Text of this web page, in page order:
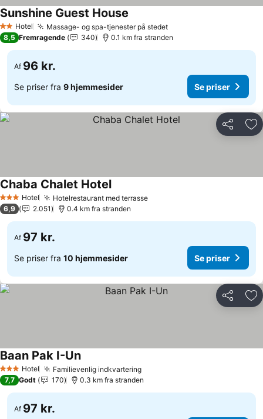
2 Stjerner
Hotel Massage- og spa-tjenester på stedetSe priser
Sunshine Guest House
8,5 Fremragende 340 0.1 km fra stranden
Af 96 kr.
Se priser fra 9 hjemmesider Se priser
Del
3 StjernerHotel Hotelrestaurant med terrasseSe priser
Chaba Chalet HotelSe priser
6,9 2.051 0.4 km fra stranden
Af 97 kr.
Se priser fra 10 hjemmesider Se priser
Del
3 StjernerHotel Familievenlig indkvarteringSe priser
Baan Pak I-UnSe priser
7,7 Godt 170 0.3 km fra stranden
Af 97 kr.